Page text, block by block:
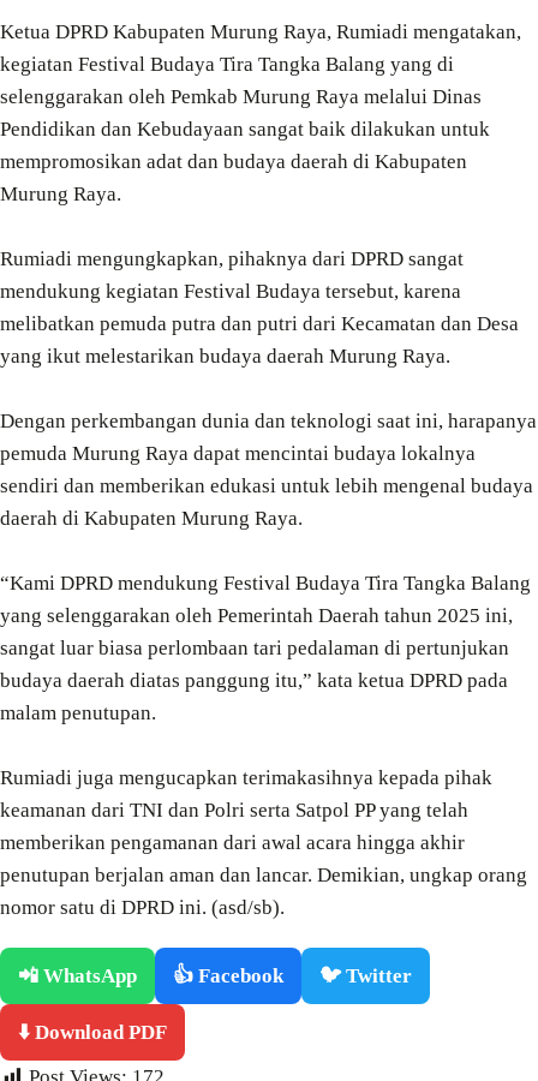
Ketua DPRD Kabupaten Murung Raya, Rumiadi mengatakan,
kegiatan Festival Budaya Tira Tangka Balang yang di
selenggarakan oleh Pemkab Murung Raya melalui Dinas
Pendidikan dan Kebudayaan sangat baik dilakukan untuk
mempromosikan adat dan budaya daerah di Kabupaten
Murung Raya.
Rumiadi mengungkapkan, pihaknya dari DPRD sangat
mendukung kegiatan Festival Budaya tersebut, karena
melibatkan pemuda putra dan putri dari Kecamatan dan Desa
yang ikut melestarikan budaya daerah Murung Raya.
Dengan perkembangan dunia dan teknologi saat ini, harapanya
pemuda Murung Raya dapat mencintai budaya lokalnya
sendiri dan memberikan edukasi untuk lebih mengenal budaya
daerah di Kabupaten Murung Raya.
“Kami DPRD mendukung Festival Budaya Tira Tangka Balang
yang selenggarakan oleh Pemerintah Daerah tahun 2025 ini,
sangat luar biasa perlombaan tari pedalaman di pertunjukan
budaya daerah diatas panggung itu,” kata ketua DPRD pada
malam penutupan.
Rumiadi juga mengucapkan terimakasihnya kepada pihak
keamanan dari TNI dan Polri serta Satpol PP yang telah
memberikan pengamanan dari awal acara hingga akhir
penutupan berjalan aman dan lancar. Demikian, ungkap orang
nomor satu di DPRD ini. (asd/sb).
📲 WhatsApp 👍 Facebook 🐦 Twitter
⬇️ Download PDF